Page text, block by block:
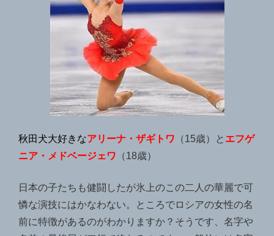
秋田犬大好きなアリーナ・ザギトワ （15歳）と エフゲ
ニア・メドベージェワ （18歳）
日本の子たちも健闘したが氷上のこの二人の華麗で可
憐な演技にはかなわない。ところでロシアの女性の名
前に特徴があるのがわかりますか？そうです、名字や